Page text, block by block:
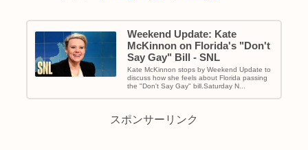
Weekend Update: Kate
McKinnon on Florida's "Don't
Say Gay" Bill - SNL
Kate McKinnon stops by Weekend Update to
discuss how she feels about Florida passing
the "Don't Say Gay" bill.Saturday N...
スポンサーリンク